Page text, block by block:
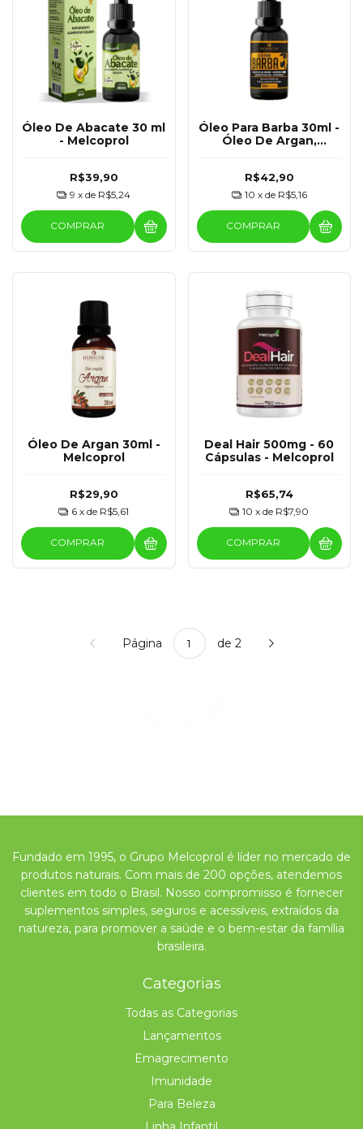
Óleo De Abacate 30 ml
- Melcoprol
R$39,90
9 x de R$5,24
COMPRAR
Óleo Para Barba 30ml -
Óleo De Argan,
Vitamina E - Melcoprol
R$42,90
10 x de R$5,16
COMPRAR
Óleo De Argan 30ml -
Melcoprol
R$29,90
6 x de R$5,61
COMPRAR
Deal Hair 500mg - 60
Cápsulas - Melcoprol
R$65,74
10 x de R$7,90
COMPRAR
Página de 2
Fundado em 1995, o Grupo Melcoprol é líder no mercado de
produtos naturais. Com mais de 200 opções, atendemos
clientes em todo o Brasil. Nosso compromisso é fornecer
suplementos simples, seguros e acessíveis, extraídos da
natureza, para promover a saúde e o bem-estar da família
brasileira.
Categorias
Todas as Categorias
Lançamentos
Emagrecimento
Imunidade
Para Beleza